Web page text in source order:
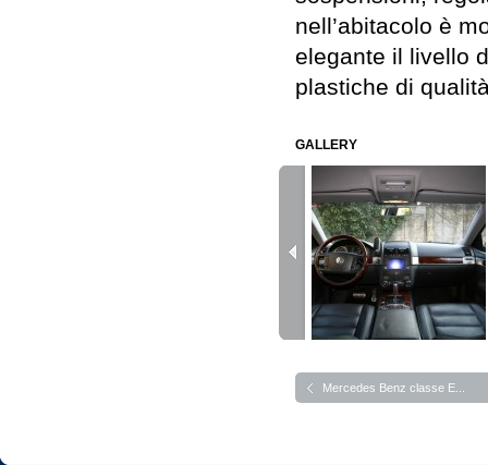
nell’abitacolo è
elegante il livello
plastiche di
GALLERY
Mercedes Benz classe E...